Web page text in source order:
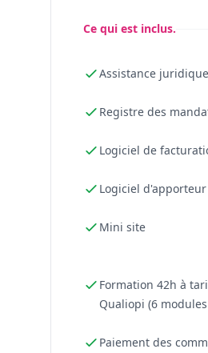
Ce qui est inclus.
Assistance
Registre des
Logiciel de
Logiciel
Mini site
Formation 42h à
Qualiopi (6
Paiement des